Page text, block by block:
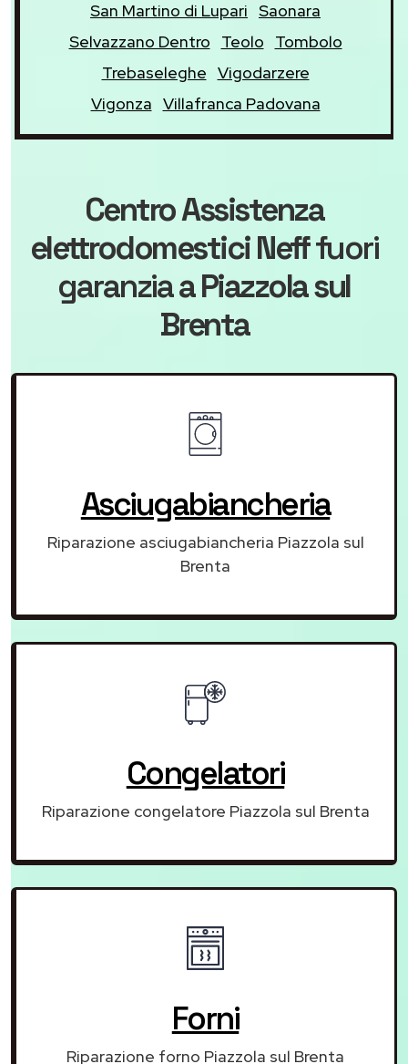
San Martino di Lupari Saonara
Selvazzano Dentro
Teolo
Tombolo
Trebaseleghe Vigodarzere
Vigonza Villafranca Padovana
Centro Assistenza
elettrodomestici Nefffuori
garanziaa Piazzola sul
Brenta
Asciugabiancheria
Riparazione asciugabiancheria Piazzola sul
Brenta
Congelatori
Riparazione congelatore Piazzola sul Brenta
Forni
Riparazione forno Piazzola sul Brenta